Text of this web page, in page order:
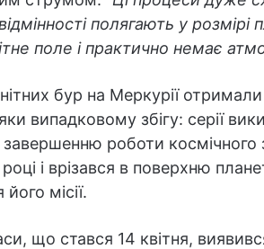
полягають у
поле і практично немає
бур на Меркурії
випадковому збігу: серії
завершенню роботи
і врізався в поверхню
місії.
що стався 14 квітня,